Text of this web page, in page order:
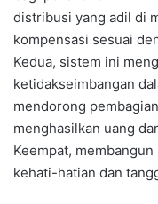
distribusi yang adil di
kompensasi sesuai
Kedua, sistem ini
ketidakseimbangan
mendorong
menghasilkan uang
Keempat,
kehati-hatian dan